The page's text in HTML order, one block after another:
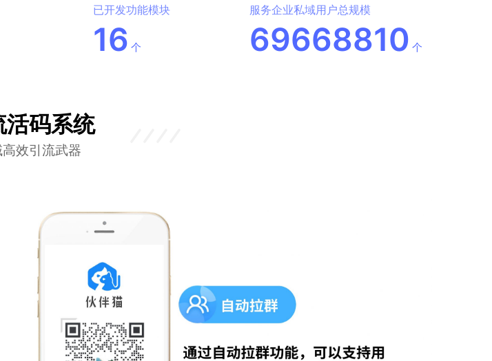
已开发功能模块
16 个
服务企业私域用户总规模
69668810 个
活码系统
效引流武器